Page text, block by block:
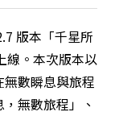
版本「千星所
線。本次版本以
數瞬息與旅程
無數旅程」、